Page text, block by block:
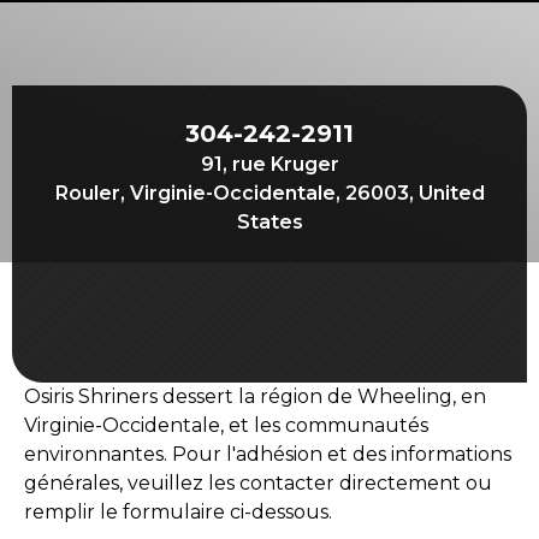
Vivez la fraternité
Votre impact
SIEF Programmes
Contactez-nous
304-242-2911
91, rue Kruger
Rouler, Virginie-Occidentale, 26003, United
States
Osiris Shriners dessert la région de Wheeling, en
Virginie-Occidentale, et les communautés
environnantes. Pour l'adhésion et des informations
générales, veuillez les contacter directement ou
remplir le formulaire ci-dessous.